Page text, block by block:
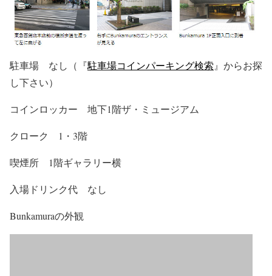
駐車場 なし（『駐車場コインパーキング検索 』からお探
し下さい）
コインロッカー 地下1階ザ・ミュージアム
クローク 1・3階
喫煙所 1階ギャラリー横
入場ドリンク代 なし
Bunkamuraの外観